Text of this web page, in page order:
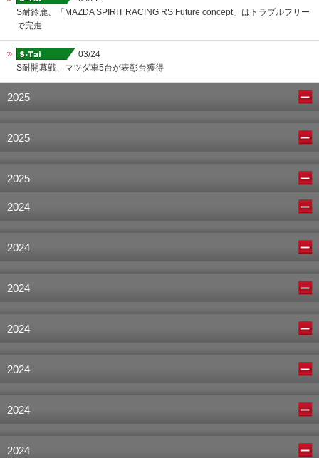
S耐鈴鹿、「MAZDA SPIRIT RACING RS Future concept」はトラブルフリー
で完走
03/24
S耐開幕戦、マツダ車5台が表彰台獲得
2025
2025
2025
2024
2024
2024
2024
2024
2024
2024